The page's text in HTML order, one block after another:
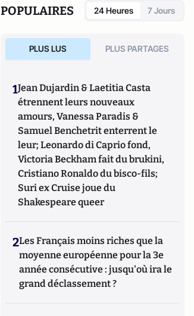
POPULAIRES 24 Heures 7 Jours
PLUS LUS PLUS PARTAGES
1Jean Dujardin & Laetitia Casta
étrennent leurs nouveaux
amours, Vanessa Paradis &
Samuel Benchetrit enterrent le
leur; Leonardo di Caprio fond,
Victoria Beckham fait du brukini,
Cristiano Ronaldo du bisco-fils;
Suri ex Cruise joue du
Shakespeare queer
2Les Français moins riches que la
moyenne européenne pour la 3e
année consécutive : jusqu'où ira le
grand déclassement ?